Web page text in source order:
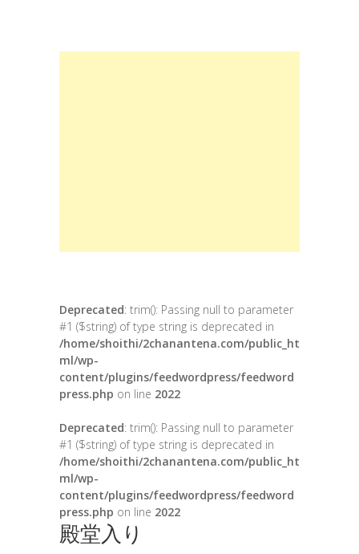
Deprecated: trim(): Passing null to parameter
#1 ($string) of type string is deprecated in
/home/shoithi/2chanantena.com/public_ht
ml/wp-
content/plugins/feedwordpress/feedword
press.php on line 2022
Deprecated: trim(): Passing null to parameter
#1 ($string) of type string is deprecated in
/home/shoithi/2chanantena.com/public_ht
ml/wp-
content/plugins/feedwordpress/feedword
press.php on line 2022
殿堂入り